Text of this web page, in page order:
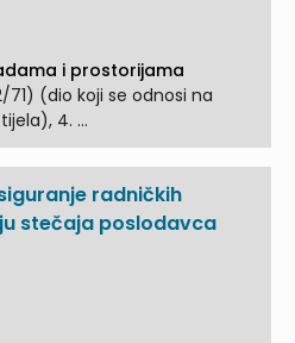
i prostorijama
(dio koji se odnosi na
4. ...
radničkih
stečaja poslodavca